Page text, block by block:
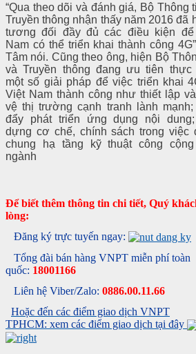
“Qua theo dõi và đánh giá, Bộ Thông
Truyền thông nhận thấy năm 2016 đã
tương đối đầy đủ các điều kiện để
Nam có thể triển khai thành công
Tâm nói. Cũng theo ông, hiện Bộ
và Truyền thông đang ưu tiên thực
một số giải pháp để việc triển khai
Việt Nam thành công như thiết lập
vệ thị trường cạnh tranh lành mạnh;
đẩy phát triển ứng dụng nội
dựng cơ chế, chính sách trong việc
chung hạ tầng kỹ thuật công
ngành
Để biết thêm thông tin chi tiết, Quý
lòng:
Đăng ký trực tuyến ngay:
Tổng đài bán hàng VNPT miễn phí toàn
quốc: 18001166
Liên hệ Viber/Zalo: 0886.00.11.66
Hoặc đến các điểm giao dịch VNPT
TPHCM: xem các điểm giao dịch tại đây